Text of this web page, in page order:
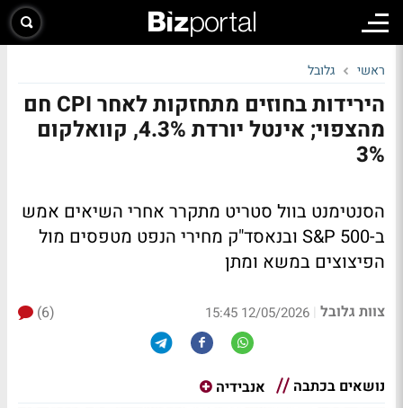
ראשי גלובל
הירידות בחוזים מתחזקות לאחר CPI חם
מהצפוי; אינטל יורדת 4.3%, קוואלקום
3%
הסנטימנט בוול סטריט מתקרר אחרי השיאים אמש
ב-S&P 500 ובנאסד"ק מחירי הנפט מטפסים מול
הפיצוצים במשא ומתן
צוות גלובל |
12/05/2026 15:45
(6)
נושאים בכתבה אנבידיה